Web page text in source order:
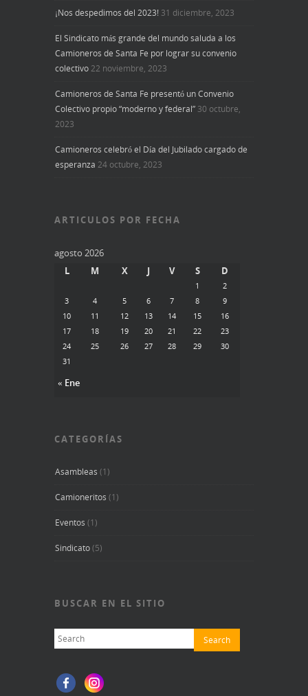
¡Nos despedimos del 2023! 31 diciembre, 2023
El Sindicato más grande del mundo saluda a los
Camioneros de Santa Fe por lograr su convenio
colectivo22 noviembre, 2023
Camioneros de Santa Fe presentó un Convenio
Colectivo propio “moderno y federal” 30 octubre,
2023
Camioneros celebró el Día del Jubilado cargado de
esperanza 24 octubre, 2023
ARTICULOS POR FECHA
agosto 2026
L
M X J V S D
« Ene
1
2
3
4 5 6 7 8
9
10
11 12 13 14 15
16
17
18 19 20 21 22
23
24
25 26 27 28 29
30
31
CATEGORÍAS
Asambleas (1)
Camioneritos (1)
Eventos (1)
Sindicato(5)
BUSCAR EN EL SITIO